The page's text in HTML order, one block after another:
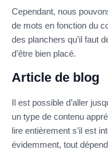
Cependant, nous
de mots en fonction du
des planchers qu’il faut
d’être bien placé.
Article de blog
Il est possible d’aller
un type de contenu
lire entièrement s’il est
évidemment, tout